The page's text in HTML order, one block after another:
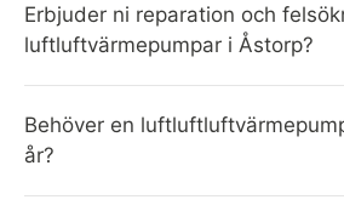
Erbjuder ni reparation och
luftluftvärmepumpar i Åstorp?
Behöver en
år?